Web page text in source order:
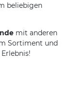
beliebigen
mit anderen
Sortiment und